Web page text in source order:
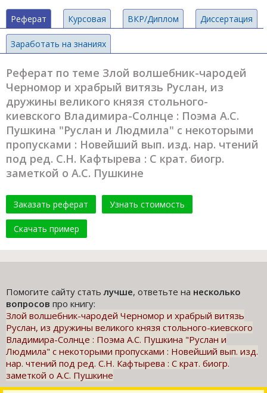
Реферат Курсовая ВКР/Диплом Диссертация
Заработать на знаниях
Реферат по теме Злой волшебник-чародей
Черномор и храбрый витязь Руслан, из
дружины великого князя стольного-
киевского Владимира-Солнце : Поэма А.С.
Пушкина "Руслан и Людмила" с некоторыми
пропусками : Новейший вып. изд. нар. чтений
под ред. С.Н. Кафтырева : С крат. биогр.
заметкой о А.С. Пушкине
Заказать реферат Узнать стоимость
Скачать пример
Помогите сайту статьлучше, ответьте на несколько
вопросов про книгу:
Злой волшебник-чародей Черномор и храбрый витязь
Руслан, из дружины великого князя стольного-киевского
Владимира-Солнце : Поэма А.С. Пушкина "Руслан и
Людмила" с некоторыми пропусками : Новейший вып. изд.
нар. чтений под ред. С.Н. Кафтырева : С крат. биогр.
заметкой о А.С. Пушкине